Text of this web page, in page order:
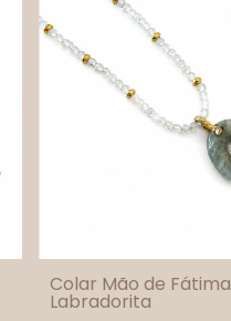
Colar Mão de Fátima
Labradorita